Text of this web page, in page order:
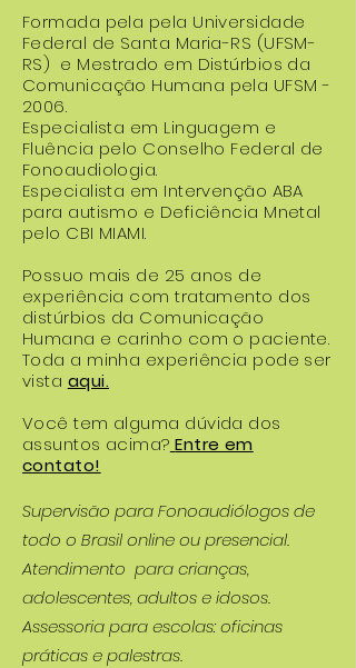
Formada pela pela Universidade
Federal de Santa Maria-RS (UFSM-
RS) e Mestrado em Distúrbios da
Comunicação Humana pela UFSM -
2006.
Especialista em Linguagem e
Fluência pelo Conselho Federal de
Fonoaudiologia.
Especialista em Intervenção ABA
para autismo e Deficiência Mnetal
pelo CBI MIAMI.
Possuo mais de 25 anos de
experiência com tratamento dos
distúrbios da Comunicação
Humana e carinho com o paciente.
Toda a minha experiência pode ser
vista aqui.
Você tem alguma dúvida dos
assuntos acima? Entre em
contato!
Supervisão para Fonoaudiólogos de
todo o Brasil online ou presencial.
Atendimento para crianças,
adolescentes, adultos e idosos.
Assessoria para escolas: oficinas
práticas e palestras.